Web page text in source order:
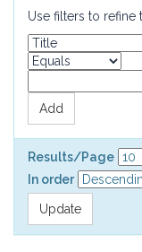
Use filters to refine
Results/Page
In order